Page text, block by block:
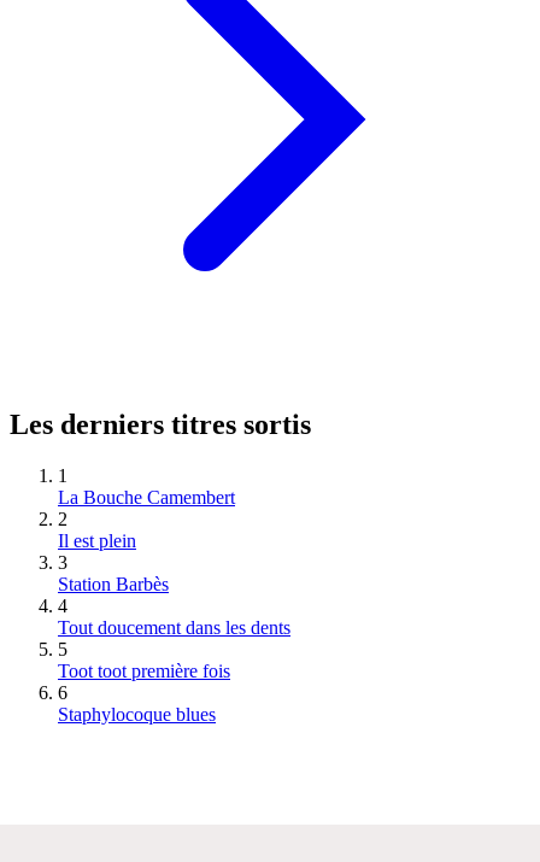
Les derniers titres sortis
1
La Bouche Camembert
2
Il est plein
3
Station Barbès
4
Tout doucement dans les dents
5
Toot toot première fois
6
Staphylocoque blues